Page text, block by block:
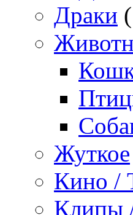
Драки
Жуткое
Кино /
Клипы